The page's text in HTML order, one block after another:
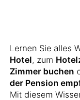
Lernen Sie alles
Hotel, zum
Zimmer buchen
der Pension
Mit diesem